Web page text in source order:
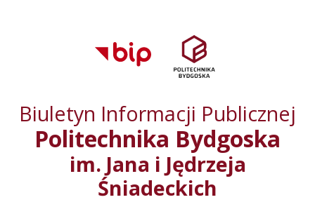
głównego menu
serwisu
Biuletyn Informacji Publicznej
Politechnika Bydgoska
im. Jana i Jędrzeja
Śniadeckich